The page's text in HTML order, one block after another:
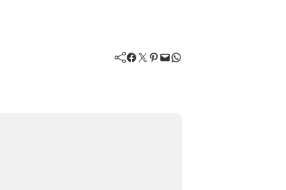
Facebook Twitter Pinterest Mail WhatsApp